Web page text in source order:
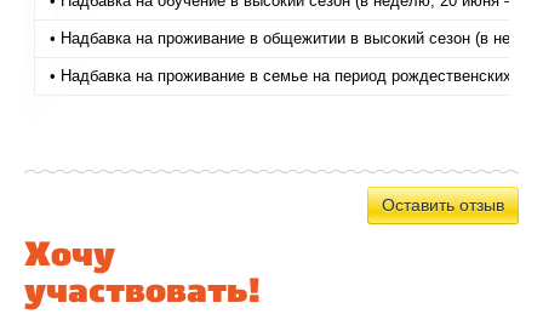
• Надбавка на проживание в общежитии в высокий сезон (в
• Надбавка на проживание в семье на период рождественских
Оставить отзыв
Хочу
участвовать!